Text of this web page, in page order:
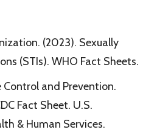
(2023). Sexually
(STIs). WHO Fact Sheets.
Control and Prevention.
Fact Sheet. U.S.
& Human Services.